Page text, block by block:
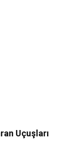
Uçuşları